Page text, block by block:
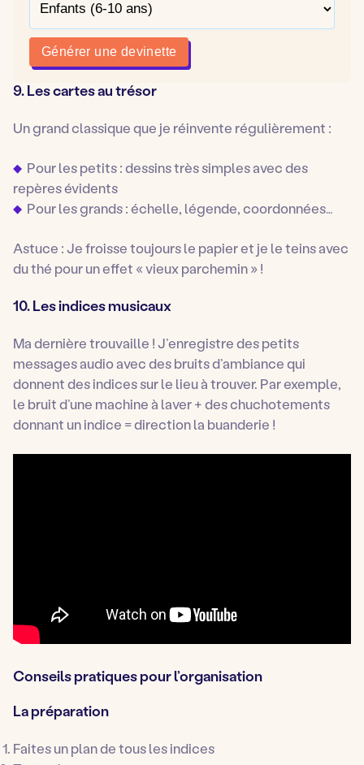
Générer une devinette
9. Les cartes au trésor
Un grand classique que je réinvente régulièrement :
Pour les petits : dessins très simples avec des
repères évidents
Pour les grands : échelle, légende, coordonnées…
Astuce :Je froisse toujours le papier et je le teins avec
du thé pour un effet « vieux parchemin » !
10. Les indices musicaux
Ma dernière trouvaille ! J’enregistre des petits
messages audio avec des bruits d’ambiance qui
donnent des indices sur le lieu à trouver. Par exemple,
le bruit d’une machine à laver + des chuchotements
donnant un indice = direction la buanderie !
Conseils pratiques pour l’organisation
La préparation
Faites un plan de tous les indices